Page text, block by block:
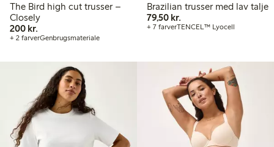
The Bird high cut trusser –
Closely
200 kr.
+ 2 farverGenbrugsmateriale
Brazilian trusser med lav talje
79,50 kr.79,50 kr.
+ 7 farverTENCEL™ Lyocell